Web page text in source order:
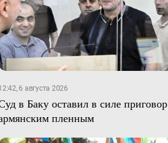
6 августа 2026
в Баку оставил в силе приговор
пленным